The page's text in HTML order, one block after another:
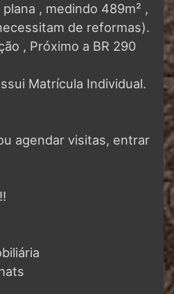
, medindo 489m² ,
de reformas).
, Próximo a BR 290
Matrícula Individual.
agendar visitas, entrar